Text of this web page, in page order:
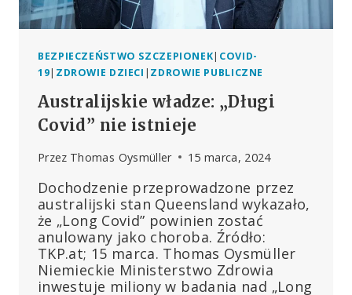
BEZPIECZEŃSTWO SZCZEPIONEK| COVID-
19| ZDROWIE DZIECI | ZDROWIE PUBLICZNE
Australijskie władze: „Długi
Covid” nie istnieje
Przez Thomas Oysmüller 15 marca, 2024
Dochodzenie przeprowadzone przez
australijski stan Queensland wykazało,
że „Long Covid” powinien zostać
anulowany jako choroba. Źródło:
TKP.at; 15 marca. Thomas Oysmüller
Niemieckie Ministerstwo Zdrowia
inwestuje miliony w badania nad „Long